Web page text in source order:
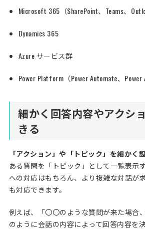
Microsoft 365（SharePoint、Teams、
Dynamics 365
Azure サービス群
Power Platform（Power Automate、Power
細かく回答内容やアクシ
きる
「アクション」や「トピック」を細かく
ある質問を「トピック」として一覧表示
への対応はもちろん、より複雑な対話が
も対応できます。
例えば、「〇〇のような質問が来た場合
のように会話の内容によって回答内容を